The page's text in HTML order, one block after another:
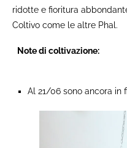
ridotte e fioritura
Coltivo come le altre Phal.
Note di coltivazione:
Al 21/06 sono ancora in